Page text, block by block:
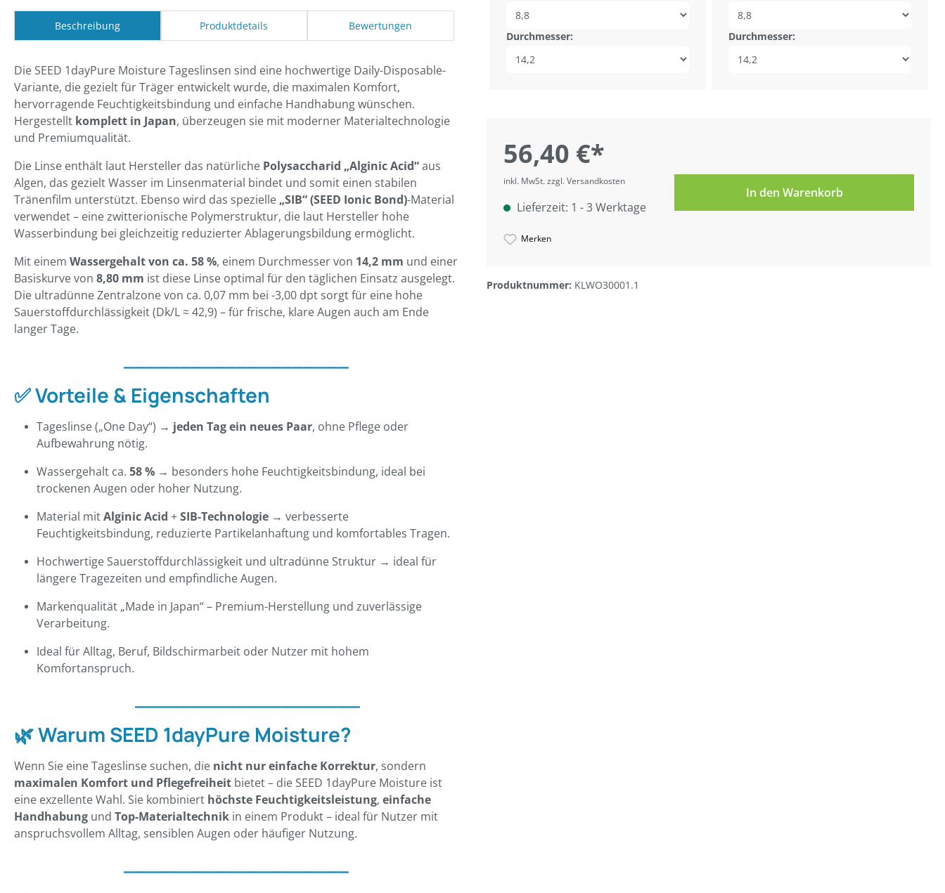
Beschreibung Produktdetails Bewertungen
Die SEED 1dayPure Moisture Tageslinsen sind eine hochwertige Daily-Disposable-
Variante, die gezielt für Träger entwickelt wurde, die maximalen Komfort,
hervorragende Feuchtigkeitsbindung und einfache Handhabung wünschen.
Hergestellt komplett in Japan, überzeugen sie mit moderner Materialtechnologie
und Premiumqualität.
Die Linse enthält laut Hersteller das natürliche Polysaccharid „Alginic Acid“aus
Algen, das gezielt Wasser im Linsenmaterial bindet und somit einen stabilen
Tränenfilm unterstützt. Ebenso wird das spezielle „SIB“ (SEED Ionic Bond)-Material
verwendet – eine zwitterionische Polymerstruktur, die laut Hersteller hohe
Wasserbindung bei gleichzeitig reduzierter Ablagerungsbildung ermöglicht.
Mit einem Wassergehalt von ca. 58 %, einem Durchmesser von 14,2 mm und einer
Basiskurve von 8,80 mm ist diese Linse optimal für den täglichen Einsatz ausgelegt.
Die ultradünne Zentralzone von ca. 0,07 mm bei -3,00 dpt sorgt für eine hohe
Sauerstoffdurchlässigkeit (Dk/L ≈ 42,9) – für frische, klare Augen auch am Ende
langer Tage.
✅ Vorteile & Eigenschaften
Tageslinse („One Day“) → jeden Tag ein neues Paar, ohne Pflege oder
Aufbewahrung nötig.
Wassergehalt ca. 58 % → besonders hohe Feuchtigkeitsbindung, ideal bei
trockenen Augen oder hoher Nutzung.
Material mitAlginic Acid +SIB-Technologie → verbesserte
Feuchtigkeitsbindung, reduzierte Partikelanhaftung und komfortables Tragen.
Hochwertige Sauerstoffdurchlässigkeit und ultradünne Struktur → ideal für
längere Tragezeiten und empfindliche Augen.
Markenqualität „Made in Japan“ – Premium-Herstellung und zuverlässige
Verarbeitung.
Ideal für Alltag, Beruf, Bildschirmarbeit oder Nutzer mit hohem
Komfortanspruch.
🌿 Warum SEED 1dayPure Moisture?
Wenn Sie eine Tageslinse suchen, die nicht nur einfache Korrektur, sondern
maximalen Komfort und Pflegefreiheit bietet – die SEED 1dayPure Moisture ist
eine exzellente Wahl. Sie kombiniert höchste Feuchtigkeitsleistung, einfache
Handhabung und Top-Materialtechnik in einem Produkt – ideal für Nutzer mit
anspruchsvollem Alltag, sensiblen Augen oder häufiger Nutzung.
Durchmesser: Durchmesser:
56,40 €*
inkl. MwSt. zzgl. Versandkosten
Lieferzeit: 1 - 3 Werktage
Merken
In den Warenkorb
Produktnummer: KLWO30001.1